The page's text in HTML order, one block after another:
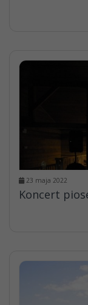
23 maja 2022
Koncert